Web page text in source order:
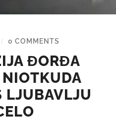
/ 0 COMMENTS
ĐORĐA
LJUBAVLJU